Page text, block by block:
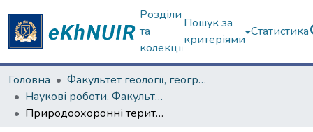
Розділи
та
колекції
Пошук за
критеріями
Статистика
Головна
Факультет геології, географіії, рекреації і туризму
Наукові роботи. Факультет геології, географіії, рекреації і туризму
Природоохоронні території як форма організації території та їх значення для рекреаційно-туристичної діяльності (на прикладі Херсонської області)